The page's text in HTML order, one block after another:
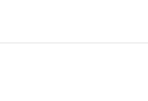
a gyártástól számított 12